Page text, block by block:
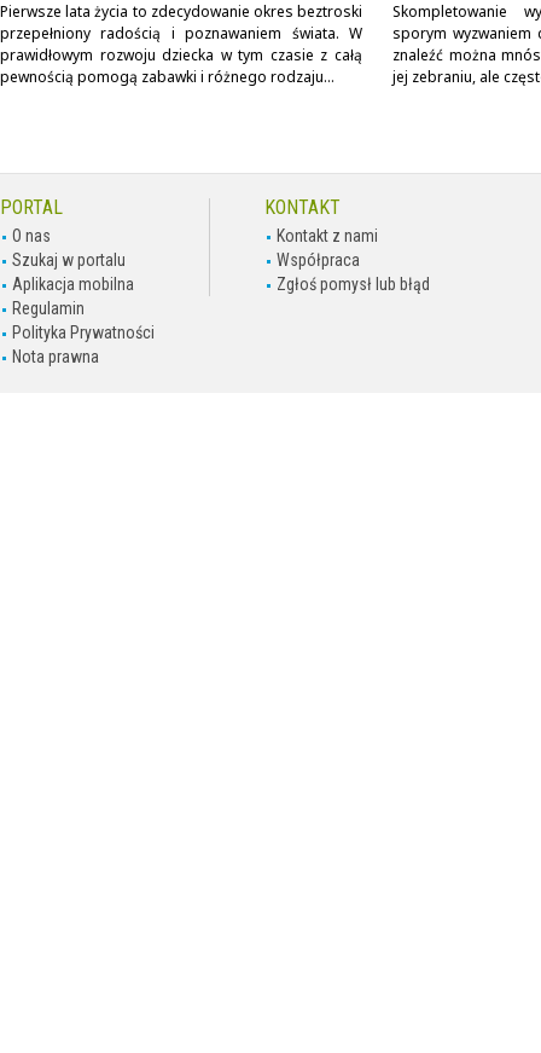
Pierwsze lata życia to zdecydowanie okres beztroski
przepełniony radością i poznawaniem świata. W
prawidłowym rozwoju dziecka w tym czasie z całą
pewnością pomogą zabawki i różnego rodzaju...
Skompletowanie
sporym wyzwaniem
znaleźć można
jej zebraniu, ale
PORTAL
O nas
Szukaj w portalu
Aplikacja mobilna
Regulamin
Polityka Prywatności
Nota prawna
KONTAKT
Kontakt z nami
Współpraca
Zgłoś pomysł lub błąd